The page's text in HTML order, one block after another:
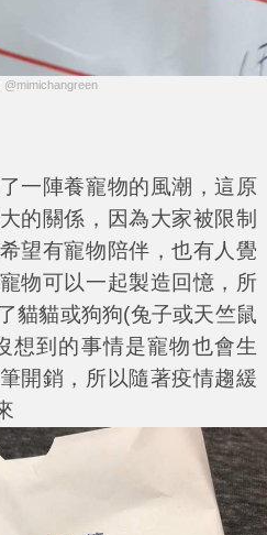
@mimichangreen
一陣養寵物的風潮，這原
的關係，因為大家被限制
望有寵物陪伴，也有人覺
物可以一起製造回憶，所
貓貓或狗狗(兔子或天竺鼠
想到的事情是寵物也會生
開銷，所以隨著疫情趨緩